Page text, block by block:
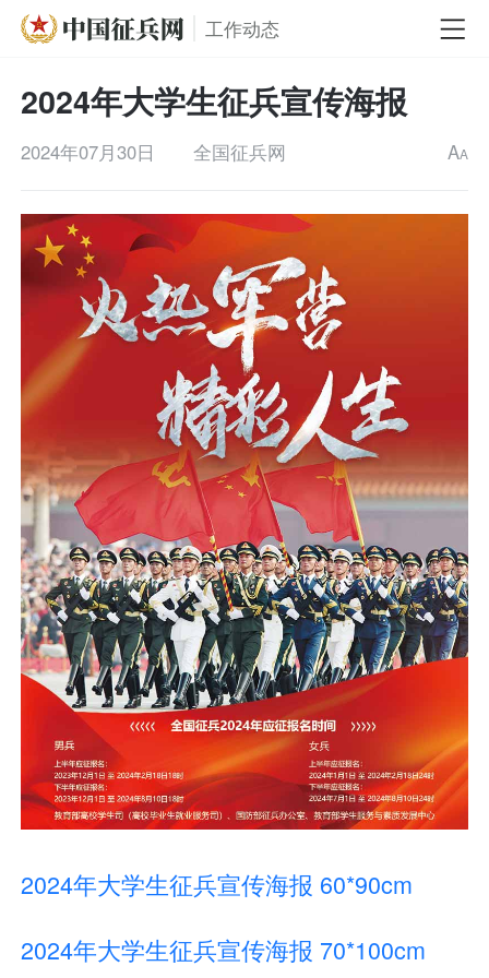
工作动态
2024年大学生征兵宣传海报
2024年07月30日 全国征兵网 AA
2024年大学生征兵宣传海报 60*90cm
2024年大学生征兵宣传海报 70*100cm